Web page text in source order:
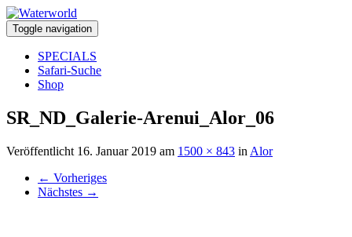
Toggle navigation
SPECIALS
Safari-Suche
Shop
SR_ND_Galerie-Arenui_Alor_06
Veröffentlicht 16. Januar 2019 am 1500 × 843 in Alor
← Vorheriges
Nächstes →